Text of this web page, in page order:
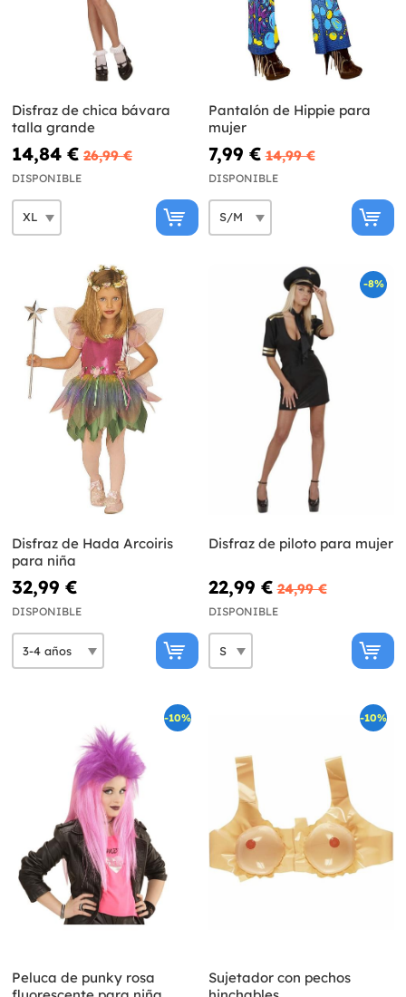
Disfraz de chica bávara
talla grande
14,84 € 26,99 €
DISPONIBLE
Pantalón de Hippie para
mujer
7,99 € 14,99 €
DISPONIBLE
Disfraz de Hada Arcoiris
para niña
32,99 €
DISPONIBLE
-8%
Disfraz de piloto para mujer
22,99 € 24,99 €
DISPONIBLE
-10%
Peluca de punky rosa
-10%
Sujetador con pechos